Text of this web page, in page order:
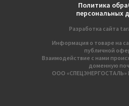
Информация о товаре на
публичной
Взаимодействие с нами
доменную
ООО «СПЕЦЭНЕРГОСТАЛЬ»
Разработка сайтa
Политика
персональных